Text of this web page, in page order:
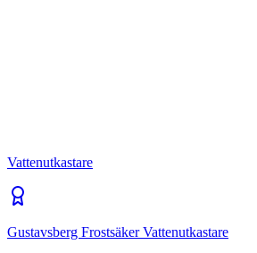
Vattenutkastare
Gustavsberg Frostsäker Vattenutkastare